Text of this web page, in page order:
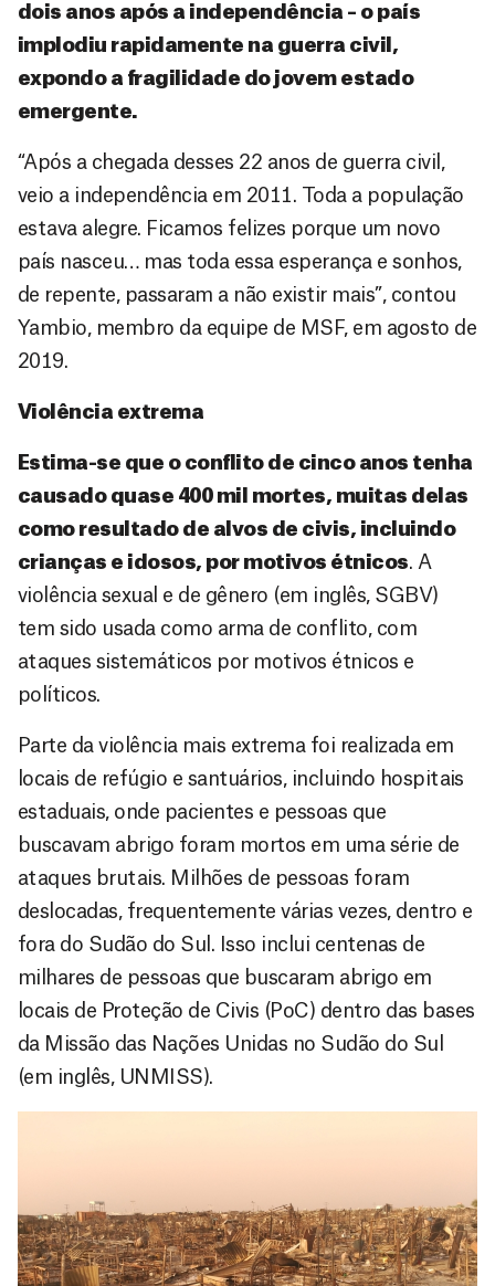
dois anos após a independência – o país
implodiu rapidamente na guerra civil,
expondo a fragilidade do jovem estado
emergente.
“Após a chegada desses 22 anos de guerra civil,
veio a independência em 2011. Toda a população
estava alegre. Ficamos felizes porque um novo
país nasceu… mas toda essa esperança e sonhos,
de repente, passaram a não existir mais”, contou
Yambio, membro da equipe de MSF, em agosto de
2019.
Violência extrema
Estima-se que o conflito de cinco anos tenha
causado quase 400 mil mortes, muitas delas
como resultado de alvos de civis, incluindo
crianças e idosos, por motivos étnicos. A
violência sexual e de gênero (em inglês, SGBV)
tem sido usada como arma de conflito, com
ataques sistemáticos por motivos étnicos e
políticos.
Parte da violência mais extrema foi realizada em
locais de refúgio e santuários, incluindo hospitais
estaduais, onde pacientes e pessoas que
buscavam abrigo foram mortos em uma série de
ataques brutais. Milhões de pessoas foram
deslocadas, frequentemente várias vezes, dentro e
fora do Sudão do Sul. Isso inclui centenas de
milhares de pessoas que buscaram abrigo em
locais de Proteção de Civis (PoC) dentro das bases
da Missão das Nações Unidas no Sudão do Sul
(em inglês, UNMISS).